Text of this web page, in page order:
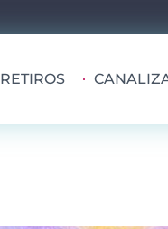
RETIROS